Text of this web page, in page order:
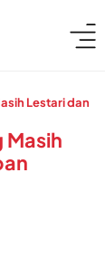
Lestari dan
Masih